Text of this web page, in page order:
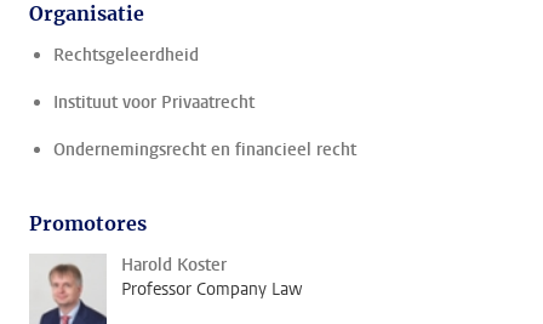
Organisatie
Rechtsgeleerdheid
Instituut voor Privaatrecht
Ondernemingsrecht en financieel recht
Promotores
Harold Koster
Professor Company Law